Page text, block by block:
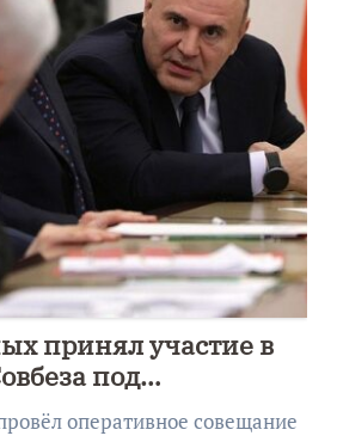
принял участие в
под
Путинаоперативное совещание